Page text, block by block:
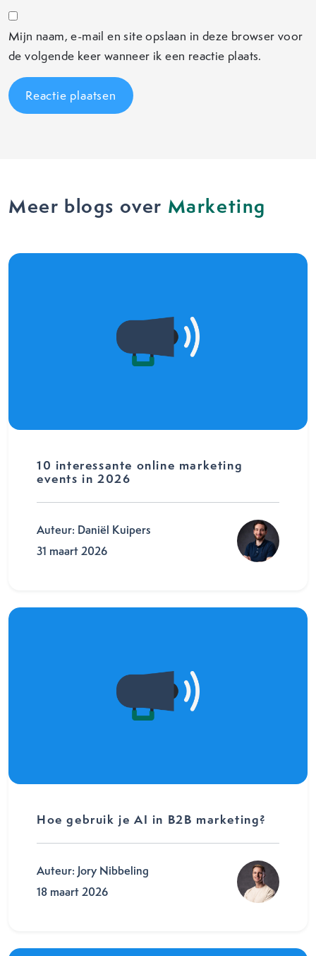
Mijn naam, e-mail en site opslaan in deze browser voor
de volgende keer wanneer ik een reactie plaats.
Meer blogs over Marketing
10 interessante online marketing
events in 2026
Auteur: Daniël Kuipers
31 maart 2026
Hoe gebruik je AI in B2B marketing?
Auteur: Jory Nibbeling
18 maart 2026